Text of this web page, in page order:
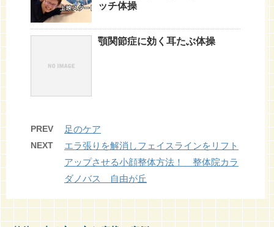
ッチ体操
顎関節症に効く耳たぶ体操
PREV 足のケア
NEXT
エラ張りを解消しフェイスラインをリフト
アップさせる小顔整体方法！ 整体院カラ
ダノバス 自由が丘